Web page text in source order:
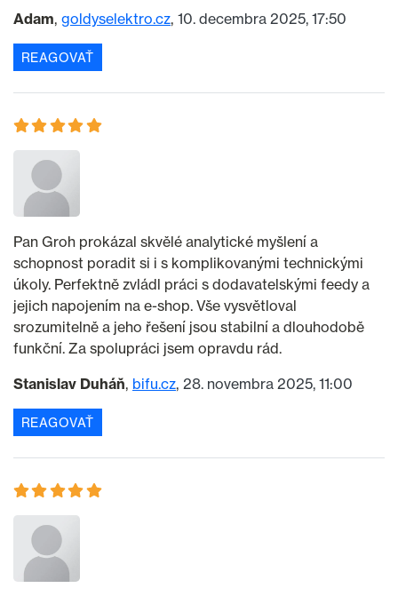
Adam goldyselektro.cz 10. decembra 2025, 17:50
REAGOVAŤ
Pan Groh prokázal skvělé analytické myšlení a
schopnost poradit si i s komplikovanými technickými
úkoly. Perfektně zvládl práci s dodavatelskými feedy a
jejich napojením na e-shop. Vše vysvětloval
srozumitelně a jeho řešení jsou stabilní a dlouhodobě
funkční. Za spolupráci jsem opravdu rád.
Stanislav Duháň bifu.cz 28. novembra 2025, 11:00
REAGOVAŤ